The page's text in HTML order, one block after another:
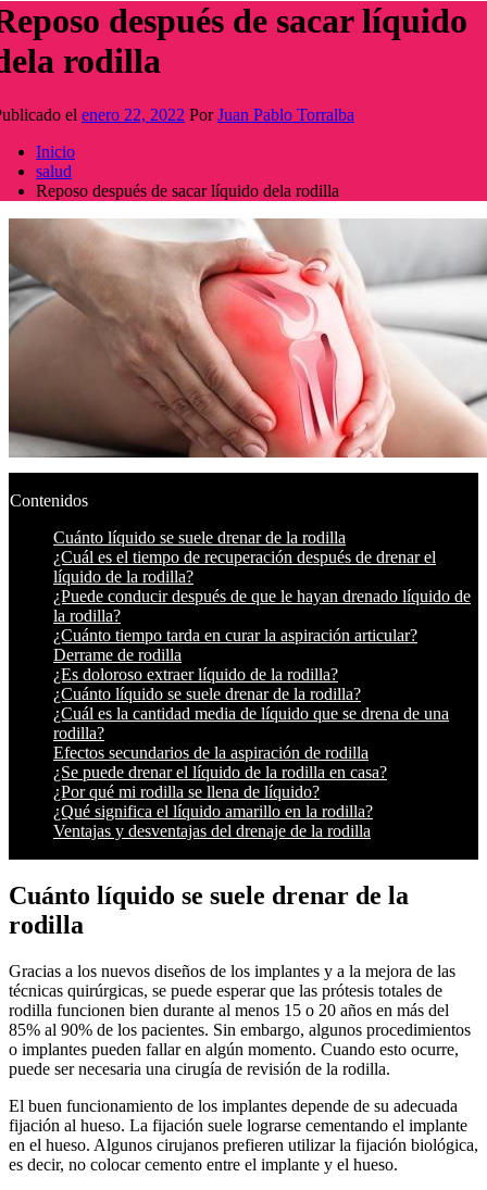
después de sacar líquido
rodilla
el enero 22, 2022 PorJuan Pablo Torralba
Inicio
salud
Reposo después de sacar líquido dela rodilla
Contenidos
Cuánto líquido se suele drenar de la rodilla
¿Cuál es el tiempo de recuperación después de drenar el
líquido de la rodilla?
¿Puede conducir después de que le hayan drenado líquido de
la rodilla?
¿Cuánto tiempo tarda en curar la aspiración articular?
Derrame de rodilla
¿Es doloroso extraer líquido de la rodilla?
¿Cuánto líquido se suele drenar de la rodilla?
¿Cuál es la cantidad media de líquido que se drena de una
rodilla?
Efectos secundarios de la aspiración de rodilla
¿Se puede drenar el líquido de la rodilla en casa?
¿Por qué mi rodilla se llena de líquido?
¿Qué significa el líquido amarillo en la rodilla?
Ventajas y desventajas del drenaje de la rodilla
Cuánto líquido se suele drenar de la
rodilla
Gracias a los nuevos diseños de los implantes y a la mejora de las
técnicas quirúrgicas, se puede esperar que las prótesis totales de
rodilla funcionen bien durante al menos 15 o 20 años en más del
85% al 90% de los pacientes. Sin embargo, algunos procedimientos
o implantes pueden fallar en algún momento. Cuando esto ocurre,
puede ser necesaria una cirugía de revisión de la rodilla.
El buen funcionamiento de los implantes depende de su adecuada
fijación al hueso. La fijación suele lograrse cementando el implante
en el hueso. Algunos cirujanos prefieren utilizar la fijación biológica,
es decir, no colocar cemento entre el implante y el hueso.